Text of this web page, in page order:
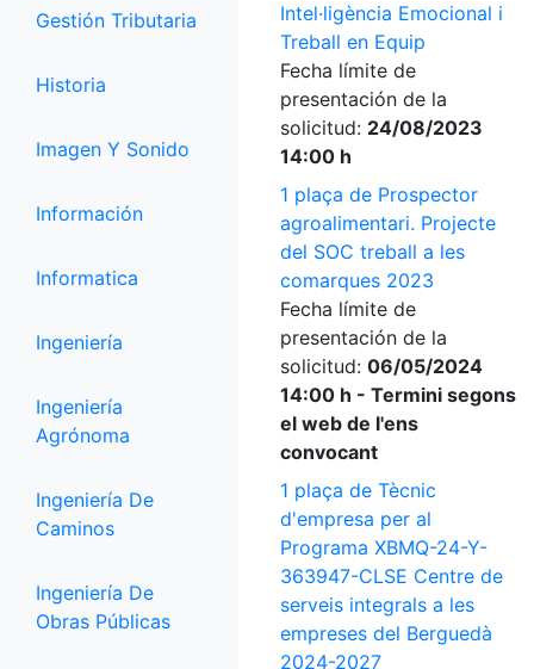
Gestión Tributaria
Historia
Imagen Y Sonido
Información
Informatica
Ingeniería
Ingeniería
Agrónoma
Ingeniería De
Caminos
Ingeniería De
Obras Públicas
Intel·ligència Emocional i
Treball en Equip
Fecha límite de
presentación de la
solicitud: 24/08/2023
14:00 h
1 plaça de Prospector
agroalimentari. Projecte
del SOC treball a les
comarques 2023
Fecha límite de
presentación de la
solicitud: 06/05/2024
14:00 h - Termini segons
el web de l'ens
convocant
1 plaça de Tècnic
d'empresa per al
Programa XBMQ-24-Y-
363947-CLSE Centre de
serveis integrals a les
empreses del Berguedà
2024-2027